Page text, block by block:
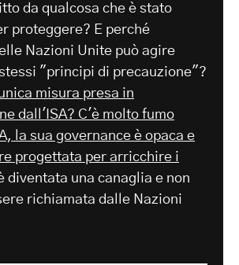
da qualcosa che è stato
proteggere? E perché
Nazioni Unite può agire
"principi di precauzione"?
misura presa in
dall'ISA? C'è molto fumo
la sua governance è opaca e
progettata per arricchire i
diventata una canaglia e non
richiamata dalle Nazioni